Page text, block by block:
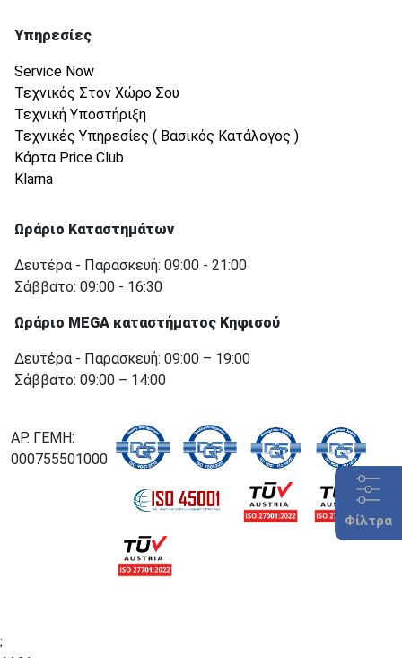
Φίλτρα
Υπηρεσίες
Service Now
Τεχνικός Στον Χώρο Σου
Τεχνική Υποστήριξη
Τεχνικές Υπηρεσίες ( Βασικός Κατάλογος )
Κάρτα Price Club
Klarna
Ωράριο Καταστημάτων
Δευτέρα - Παρασκευή: 09:00 - 21:00
Σάββατο: 09:00 - 16:30
Ωράριο MEGA καταστήματος Κηφισού
Δευτέρα - Παρασκευή: 09:00 – 19:00
Σάββατο: 09:00 – 14:00
ΑΡ. ΓΕΜΗ:
000755501000
;